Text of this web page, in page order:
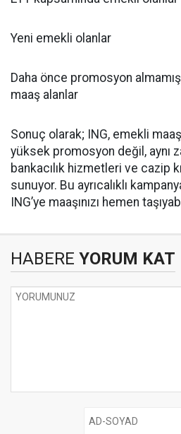
Yeni emekli olanlar
Daha önce promosyon
maaş alanlar
Sonuç olarak; ING, emekli
yüksek promosyon değil, aynı
bankacılık hizmetleri ve cazip
sunuyor. Bu ayrıcalıklı
ING’ye maaşınızı hemen
HABERE YORUM KAT